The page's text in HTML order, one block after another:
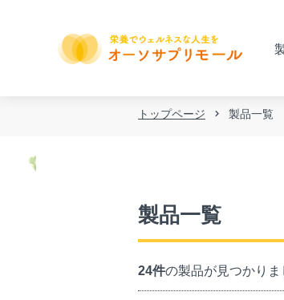
トップページ 製品一覧
製品一覧
24件の製品が見つかりま